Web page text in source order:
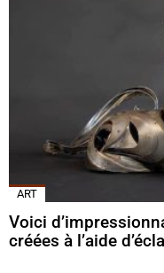
ART
Voici
créées à l’aide